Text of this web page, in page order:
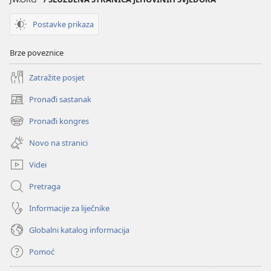
Postavke prikaza
Brze poveznice
Zatražite posjet
Pronađi sastanak
(otvara
se
novi
prozor)
Pronađi kongres
(otvara
se
novi
prozor)
Novo na stranici
Videi
Pretraga
Informacije za liječnike
Globalni katalog informacija
Pomoć